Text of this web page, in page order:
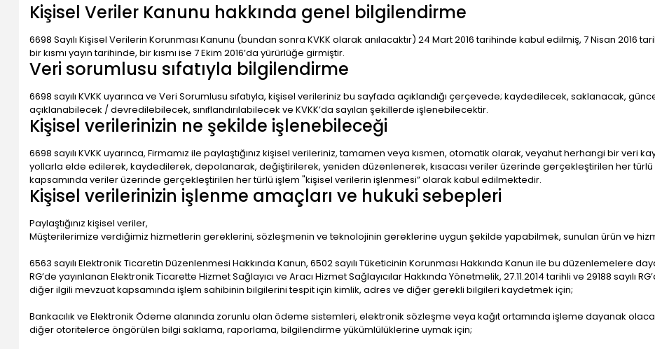
Kişisel Veriler Kanunu hakkında genel bilgilendirme
6698 Sayılı Kişisel Verilerin Korunması Kanunu (bundan sonra KVKK olarak anılacaktır) 24 Mart 2016 tarihinde kabul edilmiş, 7 Nisan 2016
bir kısmı yayın tarihinde, bir kısmı ise 7 Ekim 2016’da yürürlüğe girmiştir.
Veri sorumlusu sıfatıyla bilgilendirme
6698 sayılı KVKK uyarınca ve Veri Sorumlusu sıfatıyla, kişisel verileriniz bu sayfada açıklandığı çerçevede; kaydedilecek, saklanacak,
açıklanabilecek / devredilebilecek, sınıflandırılabilecek ve KVKK’da sayılan şekillerde işlenebilecektir.
Kişisel verilerinizin ne şekilde işlenebileceği
6698 sayılı KVKK uyarınca, Firmamız ile paylaştığınız kişisel verileriniz, tamamen veya kısmen, otomatik olarak, veyahut herhangi bir veri
yollarla elde edilerek, kaydedilerek, depolanarak, değiştirilerek, yeniden düzenlenerek, kısacası veriler üzerinde gerçekleştirilen her türlü
kapsamında veriler üzerinde gerçekleştirilen her türlü işlem "kişisel verilerin işlenmesi” olarak kabul edilmektedir.
Kişisel verilerinizin işlenme amaçları ve hukuki sebepleri
Paylaştığınız kişisel veriler,
Müşterilerimize verdiğimiz hizmetlerin gereklerini, sözleşmenin ve teknolojinin gereklerine uygun şekilde yapabilmek, sunulan ürün ve
6563 sayılı Elektronik Ticaretin Düzenlenmesi Hakkında Kanun, 6502 sayılı Tüketicinin Korunması Hakkında Kanun ile bu düzenlemelere
RG’de yayınlanan Elektronik Ticarette Hizmet Sağlayıcı ve Aracı Hizmet Sağlayıcılar Hakkında Yönetmelik, 27.11.2014 tarihli ve 29188 sayılı
diğer ilgili mevzuat kapsamında işlem sahibinin bilgilerini tespit için kimlik, adres ve diğer gerekli bilgileri kaydetmek için;
Bankacılık ve Elektronik Ödeme alanında zorunlu olan ödeme sistemleri, elektronik sözleşme veya kağıt ortamında işleme dayanak
diğer otoritelerce öngörülen bilgi saklama, raporlama, bilgilendirme yükümlülüklerine uymak için;